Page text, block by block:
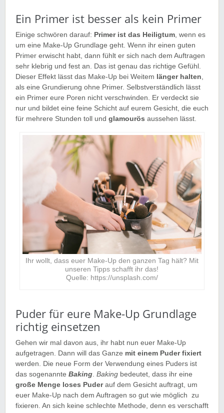
Ein Primer ist besser als kein Primer
Einige schwören darauf: Primer ist das Heiligtum, wenn es
um eine Make-Up Grundlage geht. Wenn ihr einen guten
Primer erwischt habt, dann fühlt er sich nach dem Auftragen
sehr klebrig und fest an. Das ist genau das richtige Gefühl.
Dieser Effekt lässt das Make-Up bei Weitem länger halten,
als eine Grundierung ohne Primer. Selbstverständlich lässt
ein Primer eure Poren nicht verschwinden. Er verdeckt sie
nur und bildet eine feine Schicht auf eurem Gesicht, die euch
für mehrere Stunden toll und glamourös aussehen lässt.
Ihr wollt, dass euer Make-Up den ganzen Tag hält? Mit
unseren Tipps schafft ihr das!
Quelle: https://unsplash.com/
Puder für eure Make-Up Grundlage
richtig einsetzen
Gehen wir mal davon aus, ihr habt nun euer Make-Up
aufgetragen. Dann will das Ganze mit einem Puder fixiert
werden. Die neue Form der Verwendung eines Puders ist
das sogenannte Baking. Baking bedeutet, dass ihr eine
große Menge loses Puderauf dem Gesicht auftragt, um
euer Make-Up nach dem Auftragen so gut wie möglich zu
fixieren. An sich keine schlechte Methode, denn es verschafft